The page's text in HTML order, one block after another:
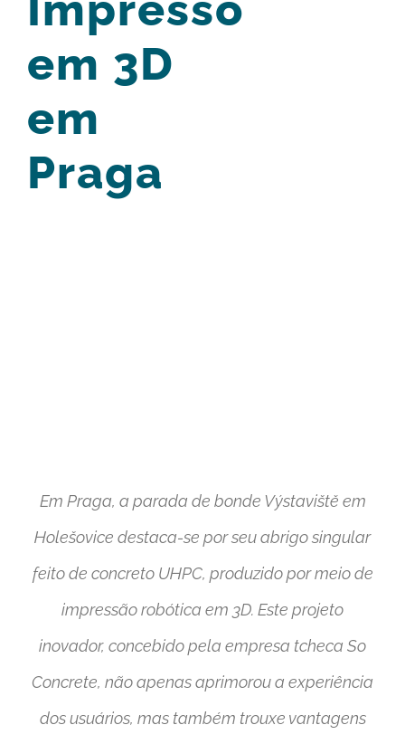
em 3D
em
Praga
Em Praga, a parada de bonde Výstaviště em
Holešovice destaca-se por seu abrigo singular
feito de concreto UHPC, produzido por meio de
impressão robótica em 3D. Este projeto
inovador, concebido pela empresa tcheca So
Concrete, não apenas aprimorou a experiência
dos usuários, mas também trouxe vantagens